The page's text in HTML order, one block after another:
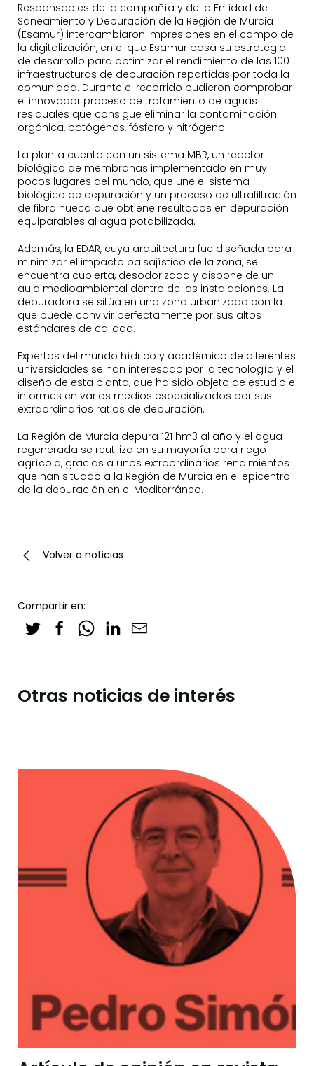
Responsables de la compañía y de la Entidad de
Saneamiento y Depuración de la Región de Murcia
(Esamur) intercambiaron impresiones en el campo de
la digitalización, en el que Esamur basa su estrategia
de desarrollo para optimizar el rendimiento de las 100
infraestructuras de depuración repartidas por toda la
comunidad. Durante el recorrido pudieron comprobar
el innovador proceso de tratamiento de aguas
residuales que consigue eliminar la contaminación
orgánica, patógenos, fósforo y nitrógeno.
La planta cuenta con un sistema MBR, un reactor
biológico de membranas implementado en muy
pocos lugares del mundo, que une el sistema
biológico de depuración y un proceso de ultrafiltración
de fibra hueca que obtiene resultados en depuración
equiparables al agua potabilizada.
Además, la EDAR, cuya arquitectura fue diseñada para
minimizar el impacto paisajístico de la zona, se
encuentra cubierta, desodorizada y dispone de un
aula medioambiental dentro de las instalaciones. La
depuradora se sitúa en una zona urbanizada con la
que puede convivir perfectamente por sus altos
estándares de calidad.
Expertos del mundo hídrico y académico de diferentes
universidades se han interesado por la tecnología y el
diseño de esta planta, que ha sido objeto de estudio e
informes en varios medios especializados por sus
extraordinarios ratios de depuración.
La Región de Murcia depura 121 hm3 al año y el agua
regenerada se reutiliza en su mayoría para riego
agrícola, gracias a unos extraordinarios rendimientos
que han situado a la Región de Murcia en el epicentro
de la depuración en el Mediterráneo.
Volver a noticias
Compartir en:
Otras noticias de interés